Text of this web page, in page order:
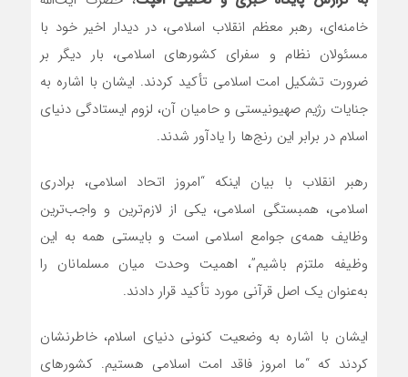
خامنه‌ای، رهبر معظم انقلاب اسلامی، در دیدار اخیر خود با
مسئولان نظام و سفرای کشورهای اسلامی، بار دیگر بر
ضرورت تشکیل امت اسلامی تأکید کردند. ایشان با اشاره به
جنایات رژیم صهیونیستی و حامیان آن، لزوم ایستادگی دنیای
اسلام در برابر این رنج‌ها را یادآور شدند.
رهبر انقلاب با بیان اینکه “امروز اتحاد اسلامی، برادری
اسلامی، همبستگی اسلامی، یکی از لازم‌ترین و واجب‌ترین
وظایف همه‌ی جوامع اسلامی است و بایستی همه به این
وظیفه ملتزم باشیم”، اهمیت وحدت میان مسلمانان را
به‌عنوان یک اصل قرآنی مورد تأکید قرار دادند.
ایشان با اشاره به وضعیت کنونی دنیای اسلام، خاطرنشان
کردند که “ما امروز فاقد امت اسلامی هستیم. کشورهای